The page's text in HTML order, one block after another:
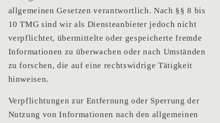
allgemeinen Gesetzen verantwortlich. Nach §§ 8 bis
10 TMG sind wir als Diensteanbieter jedoch nicht
verpflichtet, übermittelte oder gespeicherte fremde
Informationen zu überwachen oder nach Umständen
zu forschen, die auf eine rechtswidrige Tätigkeit
hinweisen.
Verpflichtungen zur Entfernung oder Sperrung der
Nutzung von Informationen nach den allgemeinen